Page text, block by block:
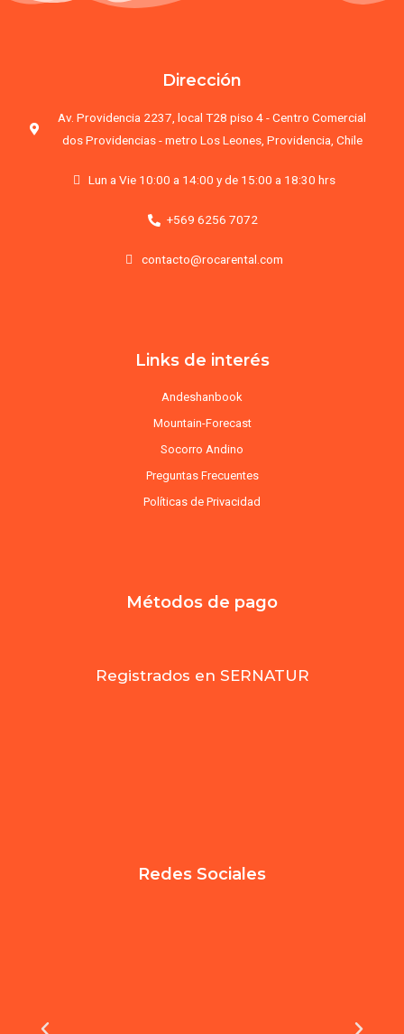
Dirección
Av. Providencia 2237, local T28 piso 4 - Centro Comercial
dos Providencias - metro Los Leones, Providencia, Chile
Lun a Vie 10:00 a 14:00 y de 15:00 a 18:30 hrs
+569 6256 7072
contacto@rocarental.com
Links de interés
Andeshanbook
Mountain-Forecast
Socorro Andino
Preguntas Frecuentes
Políticas de Privacidad
Métodos de pago
Registrados en SERNATUR
Redes Sociales